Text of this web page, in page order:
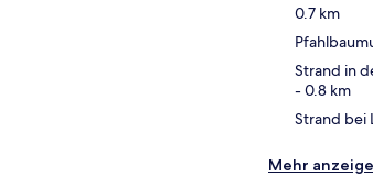
0.7 km
Strand in
- 0.8 km
Strand bei
Mehr